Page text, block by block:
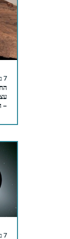
7 באוגוסט 2026
–
7 באוגוסט 2026